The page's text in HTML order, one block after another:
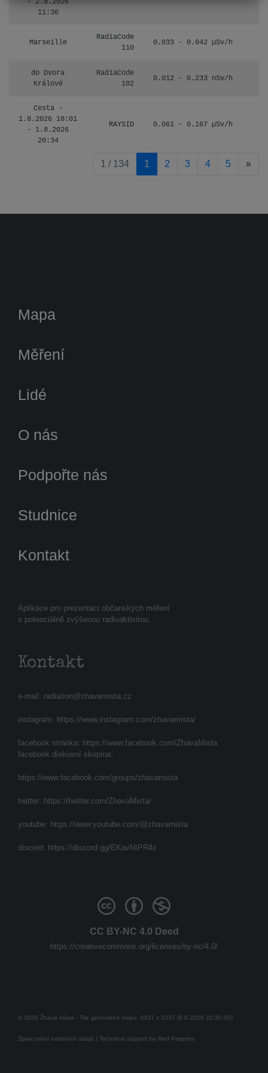
- 2.8.2026
11:36
Marseille
RadiaCode
110
0.033 - 0.042 µSv/h
do Dvora
Králové
RadiaCode
102
0.012 - 0.233 nSv/h
Cesta -
1.8.2026 18:01
- 1.8.2026
20:34
RAYSID 0.061 - 0.167 µSv/h
1 / 134 1 2 3 4 5 »
Aplikace pro prezentaci občanských měření
s potenciálně zvýšenou radioaktivitou.
Kontakt
e-mail: radiation@zhavamista.cz
instagram: https://www.instagram.com/zhavamista/
facebook stránka: https://www.facebook.com/ZhavaMista
facebook diskusní skupina:
https://www.facebook.com/groups/zhavamista
twitter: https://twitter.com/ZhavaMista/
youtube: https://www.youtube.com/@zhavamista
discord: https://discord.gg/EKavNtPR4x
Mapa
Měření
Lidé
O nás
Podpořte nás
Studnice
Kontakt
CC BY-NC 4.0 Deed
https://creativecommons.org/licenses/by-nc/4.0/
© 2026 Žhavá místa - Tile generated maps: 3337 z 3337 (5.8.2026 22:30:05)
Zpracování osobních údajů | Technical support by Red Peppers